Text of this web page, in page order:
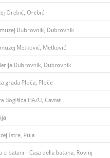
Orebić, Orebić
Dubrovnik, Dubrovnik
Metković, Metković
Dubrovnik, Dubrovnik
grada Ploča, Ploče
Bogišića HAZU, Cavtat
Istre, Pula
o batani - Casa della batana, Rovinj